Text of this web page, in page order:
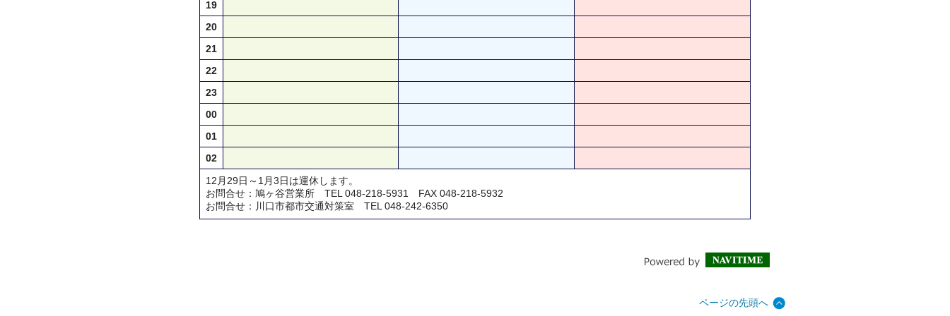
19
20
21
22
23
00
01
02
12月29日～1月3日は運休します。
お問合せ：鳩ヶ谷営業所 TEL 048-218-5931 FAX 048-218-5932
お問合せ：川口市都市交通対策室 TEL 048-242-6350
ページの先頭へ